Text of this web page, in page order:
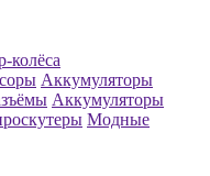
колёса
Аккумуляторы
Аккумуляторы
Модные